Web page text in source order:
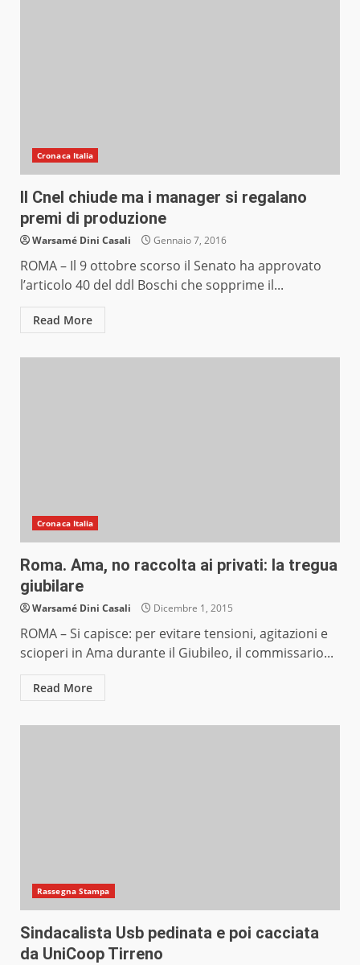
Cronaca Italia
Il Cnel chiude ma i manager si regalano
premi di produzione
Warsamé Dini Casali Gennaio 7, 2016
ROMA – Il 9 ottobre scorso il Senato ha approvato
l’articolo 40 del ddl Boschi che sopprime il...
Read More
Cronaca Italia
Roma. Ama, no raccolta ai privati: la tregua
giubilare
Warsamé Dini Casali Dicembre 1, 2015
ROMA – Si capisce: per evitare tensioni, agitazioni e
scioperi in Ama durante il Giubileo, il commissario...
Read More
Rassegna Stampa
Sindacalista Usb pedinata e poi cacciata
da UniCoop Tirreno